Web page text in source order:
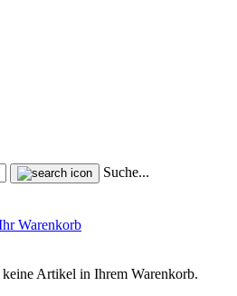
Suche...
Warenkorb
keine Artikel in Ihrem Warenkorb.